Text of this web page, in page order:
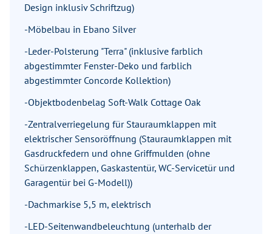
Design inklusiv Schriftzug)
-Möbelbau in Ebano Silver
-Leder-Polsterung "Terra" (inklusive farblich
abgestimmter Fenster-Deko und farblich
abgestimmter Concorde Kollektion)
-Objektbodenbelag Soft-Walk Cottage Oak
-Zentralverriegelung für Stauraumklappen mit
elektrischer Sensoröffnung (Stauraumklappen mit
Gasdruckfedern und ohne Griffmulden (ohne
Schürzenklappen, Gaskastentür, WC-Servicetür und
Garagentür bei G-Modell))
-Dachmarkise 5,5 m, elektrisch
-LED-Seitenwandbeleuchtung (unterhalb der